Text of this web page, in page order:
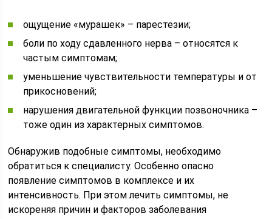
ощущение «мурашек» – парестезии;
боли по ходу сдавленного нерва – относятся к
частым симптомам;
уменьшение чувствительности температуры и от
прикосновений;
нарушения двигательной функции позвоночника –
тоже один из характерных симптомов.
Обнаружив подобные симптомы, необходимо
обратиться к специалисту. Особенно опасно
появление симптомов в комплексе и их
интенсивность. При этом лечить симптомы, не
искореняя причин и факторов заболевания